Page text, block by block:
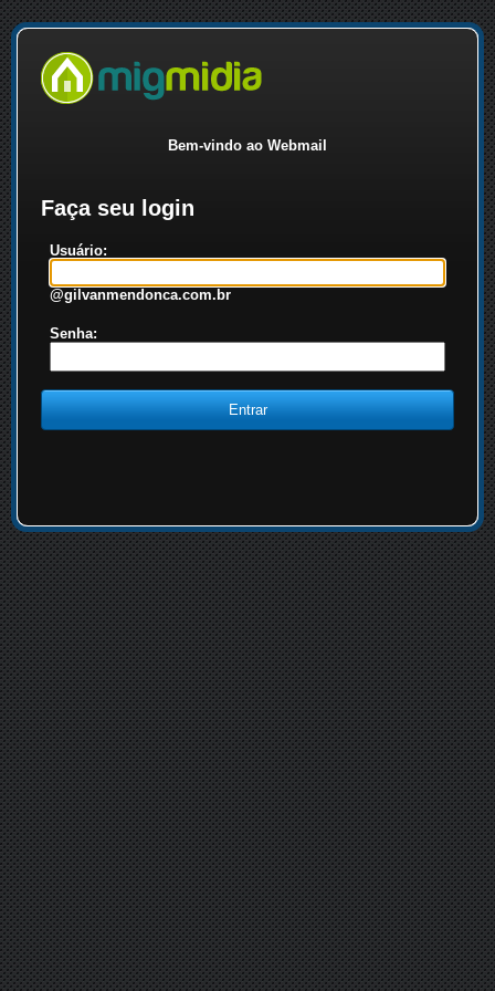
Bem-vindo ao Webmail
Faça seu login
Usuário:
@gilvanmendonca.com.br
Senha: